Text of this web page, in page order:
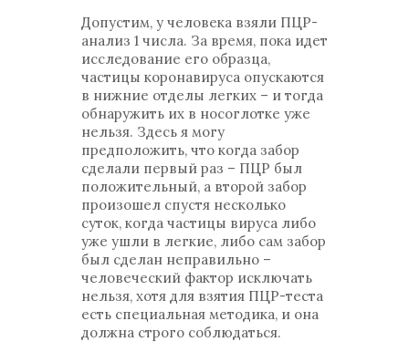
Допустим, у человека взяли ПЦР-
анализ 1 числа. За время, пока идет
исследование его образца,
частицы коронавируса опускаются
в нижние отделы легких – и тогда
обнаружить их в носоглотке уже
нельзя. Здесь я могу
предположить, что когда забор
сделали первый раз – ПЦР был
положительный, а второй забор
произошел спустя несколько
суток, когда частицы вируса либо
уже ушли в легкие, либо сам забор
был сделан неправильно –
человеческий фактор исключать
нельзя, хотя для взятия ПЦР-теста
есть специальная методика, и она
должна строго соблюдаться.